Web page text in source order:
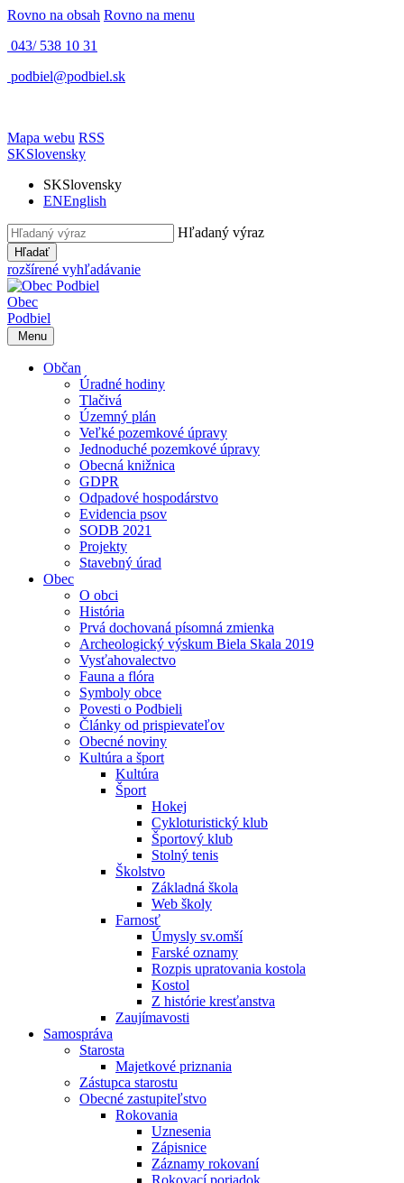
Rovno na obsah Rovno na menu
043/ 538 10 31
podbiel@podbiel.sk
Mapa webu RSS
SKSlovensky
SKSlovensky
ENEnglish
Hľadaný výraz
Hľadať
rozšírené vyhľadávanie
Obec
Podbiel
Menu
Občan
Úradné hodiny
Tlačivá
Územný plán
Veľké pozemkové úpravy
Jednoduché pozemkové úpravy
Obecná knižnica
GDPR
Odpadové hospodárstvo
Evidencia psov
SODB 2021
Projekty
Stavebný úrad
Obec
O obci
História
Prvá dochovaná písomná zmienka
Archeologický výskum Biela Skala 2019
Vysťahovalectvo
Fauna a flóra
Symboly obce
Povesti o Podbieli
Články od prispievateľov
Obecné noviny
Kultúra a šport
Kultúra
Šport
Hokej
Cykloturistický klub
Športový klub
Stolný tenis
Školstvo
Základná škola
Web školy
Farnosť
Úmysly sv.omší
Farské oznamy
Rozpis upratovania kostola
Kostol
Z histórie kresťanstva
Zaujímavosti
Samospráva
Starosta
Majetkové priznania
Zástupca starostu
Obecné zastupiteľstvo
Rokovania
Uznesenia
Zápisnice
Záznamy rokovaní
Rokovací poriadok